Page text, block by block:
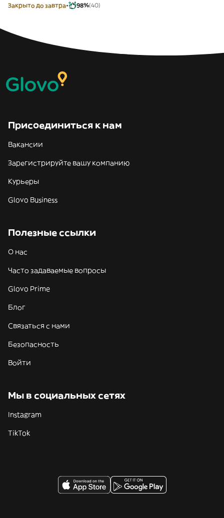
Закрыто до завтра 98%(40)
Присоединиться к нам
Вакансии
Зарегистрируйте вашу компанию
Курьеры
Glovo Business
Полезные ссылки
О нас
Часто задаваемые вопросы
Glovo Prime
Блог
Связаться с нами
Безопасность
Войти
Мы в социальных сетях
Instagram
TikTok